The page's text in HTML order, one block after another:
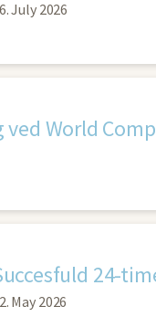
July 2026
24-
May 2026